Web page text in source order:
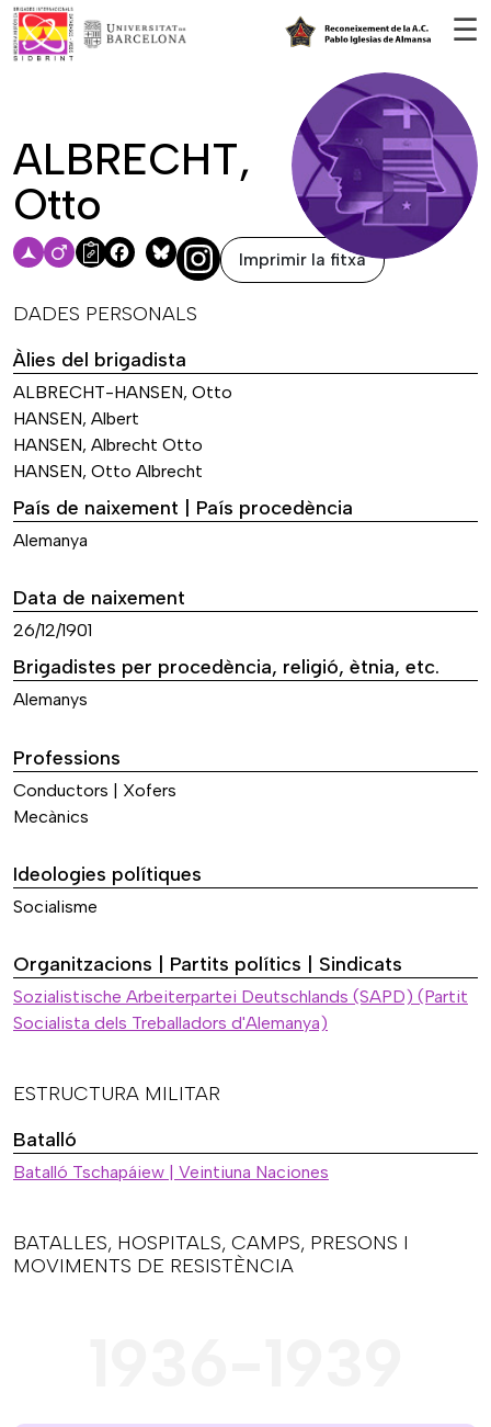
☰
ALBRECHT,
Otto
Facebook
Bluesky Imprimir la fitxa
DADES PERSONALS
Àlies del brigadista
ALBRECHT-HANSEN, Otto
HANSEN, Albert
HANSEN, Albrecht Otto
HANSEN, Otto Albrecht
País de naixement | País procedència
Alemanya
Data de naixement
26/12/1901
Brigadistes per procedència, religió, ètnia, etc.
Alemanys
Professions
Conductors | Xofers
Mecànics
Ideologies polítiques
Socialisme
Organitzacions | Partits polítics | Sindicats
Sozialistische Arbeiterpartei Deutschlands (SAPD) (Partit
Socialista dels Treballadors d'Alemanya)
ESTRUCTURA MILITAR
Batalló
Batalló Tschapáiew | Veintiuna Naciones
BATALLES, HOSPITALS, CAMPS, PRESONS I
MOVIMENTS DE RESISTÈNCIA